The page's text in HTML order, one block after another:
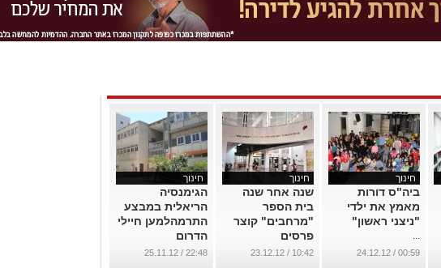
חינוך
ביה"ס דורות
מאמץ את ילדי
"ניצני ראשון"
...
00:59 / 24.12.12
חינוך
שנה אחר שנה
בית הספר
"מרחבים" קוצר
פרסים
...
10:42 / 23.12.12
חינוך
הגימנסיה
הריאלית במבצע
התרמהלמען חיילי
הדרום
...
22:48 / 25.11.12